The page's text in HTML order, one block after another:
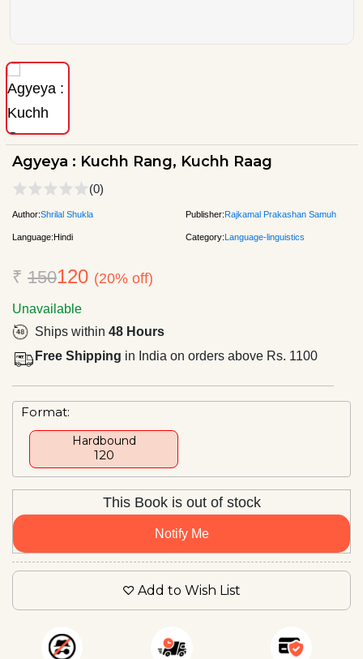
Agyeya : Kuchh Rang, Kuchh Raag
(0)
Author:Shrilal Shukla Publisher:Rajkamal Prakashan Samuh
Language:Hindi Category:Language-linguistics
₹ 150120 (20% off)
Unavailable
Ships within 48 Hours
Free Shipping in India on orders above Rs. 1100
Format:
Hardbound
₹120
This Book is out of stock
Notify Me
Add to Wish List